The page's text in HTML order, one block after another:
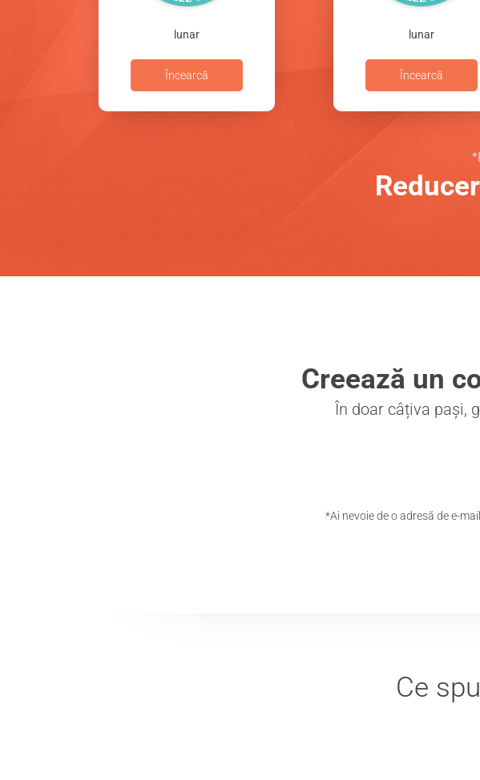
lunar
Încearcă
lunar
Încearcă
Creează un
În doar câțiva pași,
*Ai nevoie de o adresă de e-
Ce